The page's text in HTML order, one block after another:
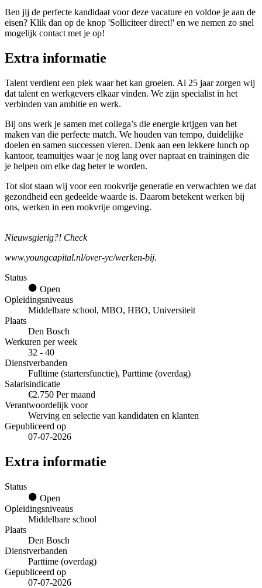
Ben jij de perfecte kandidaat voor deze vacature en voldoe je aan de
eisen? Klik dan op de knop 'Solliciteer direct!' en we nemen zo snel
mogelijk contact met je op!
Extra informatie
Talent verdient een plek waar het kan groeien. Al 25 jaar zorgen wij
dat talent en werkgevers elkaar vinden. We zijn specialist in het
verbinden van ambitie en werk.
Bij ons werk je samen met collega’s die energie krijgen van het
maken van die perfecte match. We houden van tempo, duidelijke
doelen en samen successen vieren. Denk aan een lekkere lunch op
kantoor, teamuitjes waar je nog lang over napraat en trainingen die
je helpen om elke dag beter te worden.
Tot slot staan wij voor een rookvrije generatie en verwachten we dat
gezondheid een gedeelde waarde is. Daarom betekent werken bij
ons, werken in een rookvrije omgeving.
Nieuwsgierig?! Check
www.youngcapital.nl/over-yc/werken-bij.
Status
Open
Opleidingsniveaus
Middelbare school, MBO, HBO, Universiteit
Plaats
Den Bosch
Werkuren per week
32 - 40
Dienstverbanden
Fulltime (startersfunctie), Parttime (overdag)
Salarisindicatie
€2.750 Per maand
Verantwoordelijk voor
Werving en selectie van kandidaten en klanten
Gepubliceerd op
07-07-2026
Extra informatie
Status
Open
Opleidingsniveaus
Middelbare school
Plaats
Den Bosch
Dienstverbanden
Parttime (overdag)
Gepubliceerd op
07-07-2026